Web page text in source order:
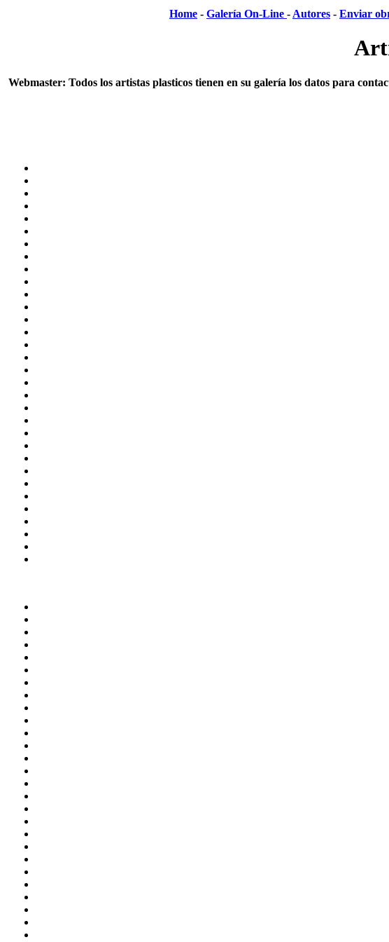
Home - Galería On-Line - Autores - Enviar
Webmaster: Todos los artistas plasticos tienen en su galería los datos para